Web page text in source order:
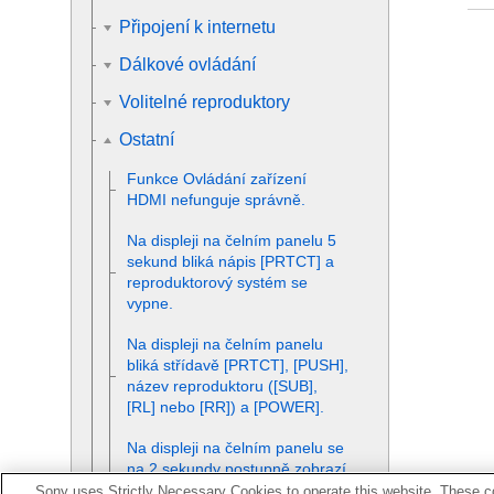
Připojení k internetu
Dálkové ovládání
Volitelné reproduktory
Ostatní
Funkce Ovládání zařízení
HDMI nefunguje správně.
Na displeji na čelním panelu 5
sekund bliká nápis [PRTCT] a
reproduktorový systém se
vypne.
Na displeji na čelním panelu
bliká střídavě [PRTCT], [PUSH],
název reproduktoru ([SUB],
[RL ] nebo [RR]) a [POWER].
Na displeji na čelním panelu se
na 2 sekundy postupně zobrazí
slova [HIGH], [ TEMP] a